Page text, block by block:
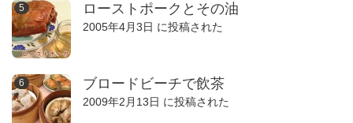
ローストポークとその油
2005年4月3日 に投稿された
ブロードビーチで飲茶
2009年2月13日 に投稿された